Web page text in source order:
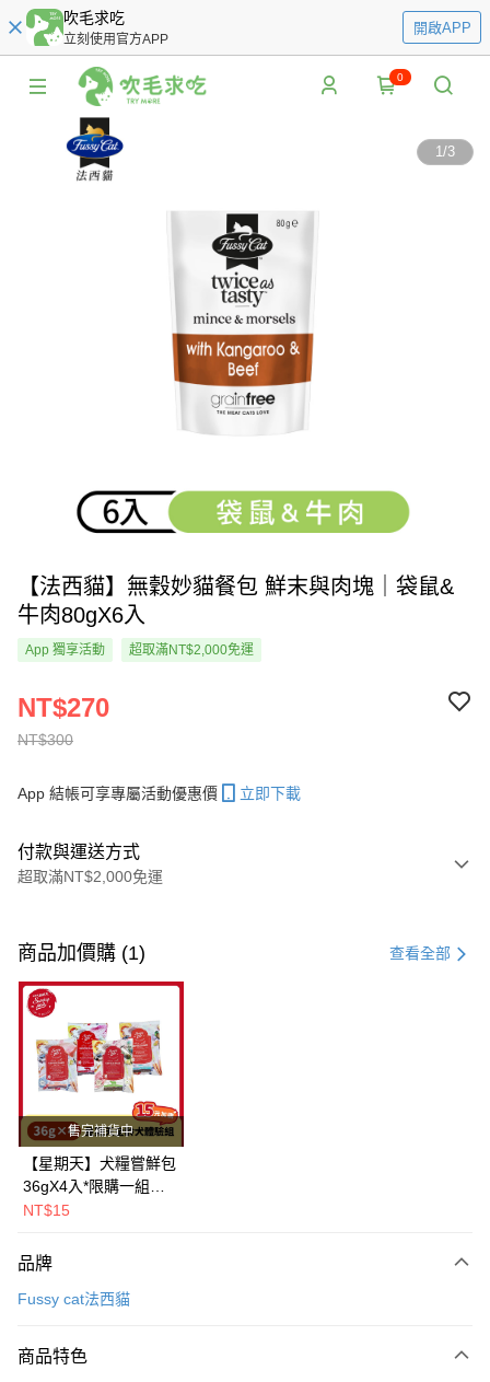
吹毛求吃
立刻使用官方APP
開啟APP
0
1/3
【法西貓】無穀妙貓餐包 鮮末與肉塊｜袋鼠&
牛肉80gX6入
App 獨享活動 超取滿NT$2,000免運
NT$300
NT$270
App 結帳可享專屬活動優惠價 立即下載
付款與運送方式
超取滿NT$2,000免運
信用卡一次付款
超商取貨付款
LINE Pay
Apple Pay
街口支付
悠遊付
Google Pay
AFTEE先享後付
相關說明
AFTEE先享後付是「在收到商品之後才付款」的支付方式。 讓您購物簡單
便利好安心！
商品加價購 (1) 查看全部
售完補貨中
【星期天】犬糧嘗鮮包
36gX4入*限購一組｜
鱈+鮭+牛+羊（效期
NT$15
品牌
Fussy cat法西貓
商品特色